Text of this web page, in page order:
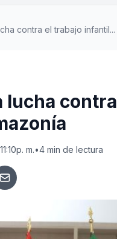
contra el trabajo infantil...
lucha
m.•4 min de lectura